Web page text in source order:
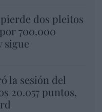
dos pleitos
700.000
sigue
la sesión del
20.057 puntos,